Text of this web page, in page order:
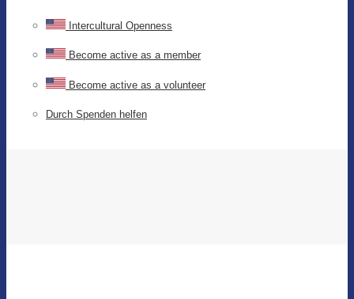
Intercultural Openness
Become active as a member
Become active as a volunteer
Durch Spenden helfen